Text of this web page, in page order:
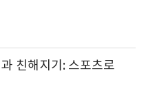
친해지기: 스포츠로